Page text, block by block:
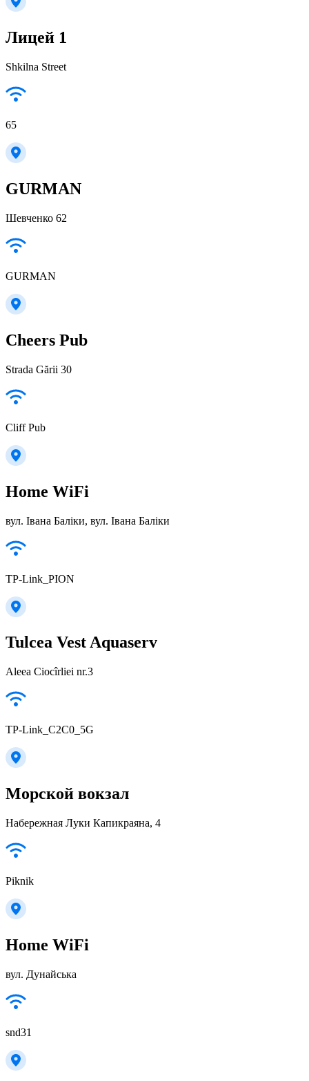
Лицей 1
Shkilna Street
65
GURMAN
Шевченко 62
GURMAN
Cheers Pub
Strada Gării 30
Cliff Pub
Home WiFi
вул. Івана Баліки, вул. Івана Баліки
TP-Link_PION
Tulcea Vest Aquaserv
Aleea Ciocîrliei nr.3
TP-Link_C2C0_5G
Морской вокзал
Набережная Луки Капикраяна, 4
Piknik
Home WiFi
вул. Дунайська
snd31